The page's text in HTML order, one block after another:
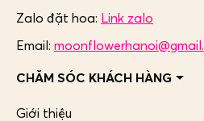
Zalo đặt hoa: Link zalo
Email:
CHĂM SÓC KHÁCH HÀNG
Giới thiệu